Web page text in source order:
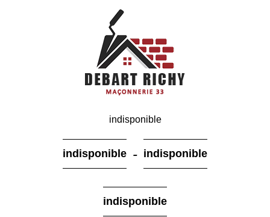
indisponible
indisponible - indisponible
indisponible